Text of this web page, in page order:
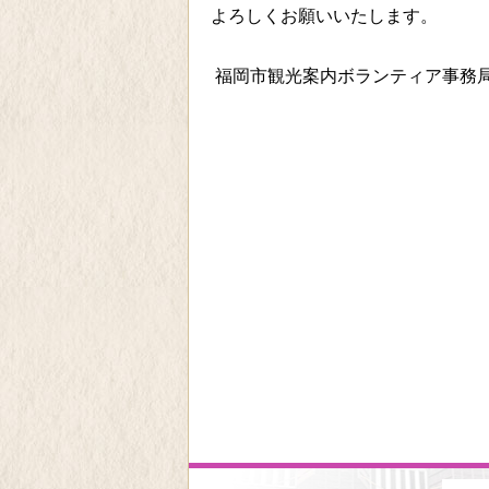
よろしくお願いいたします。
福岡市観光案内ボランティア事務